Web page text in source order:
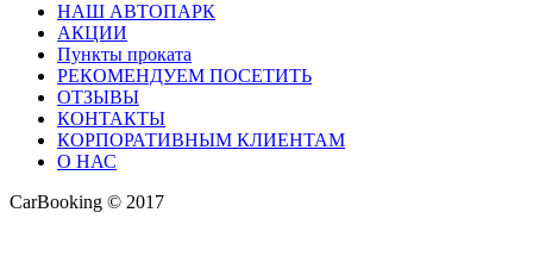
НАШ АВТОПАРК
АКЦИИ
Пункты проката
РЕКОМЕНДУЕМ ПОСЕТИТЬ
ОТЗЫВЫ
КОНТАКТЫ
КОРПОРАТИВНЫМ КЛИЕНТАМ
О НАС
CarBooking © 2017